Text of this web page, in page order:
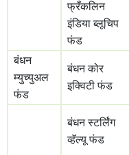
फ्रँकलिन
इंडिया ब्लूचिप
फंड
बंधन
म्युच्युअल
फंड
बंधन कोर
इक्विटी फंड
बंधन स्टर्लिंग
व्हॅल्यू फंड